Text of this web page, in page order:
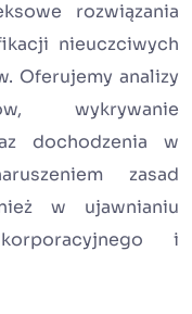
rozwiązania
nieuczciwych
Oferujemy analizy
wykrywanie
dochodzenia w
zasad
w ujawnianiu
i